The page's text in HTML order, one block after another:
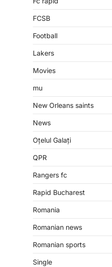
FCSB
Football
Lakers
Movies
mu
New Orleans saints
News
Oțelul Galați
QPR
Rangers fc
Rapid Bucharest
Romania
Romanian news
Romanian sports
Single